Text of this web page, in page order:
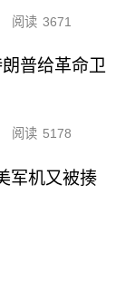
阅读 3671
普给革命卫
阅读 5178
军机又被揍